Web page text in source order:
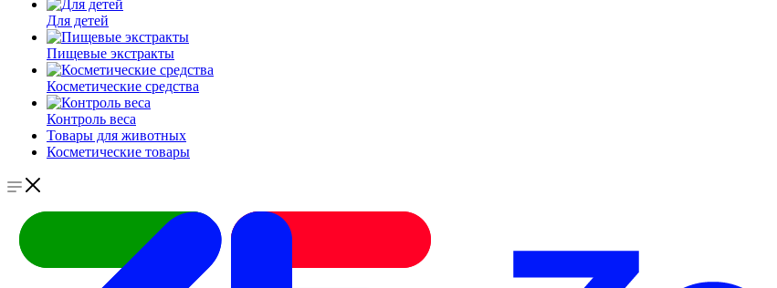
Для детей
Пищевые экстракты
Косметические средства
Контроль веса
Товары для животных
Косметические товары